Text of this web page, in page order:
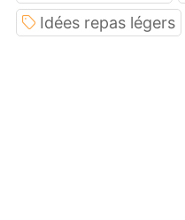
Idées repas légers